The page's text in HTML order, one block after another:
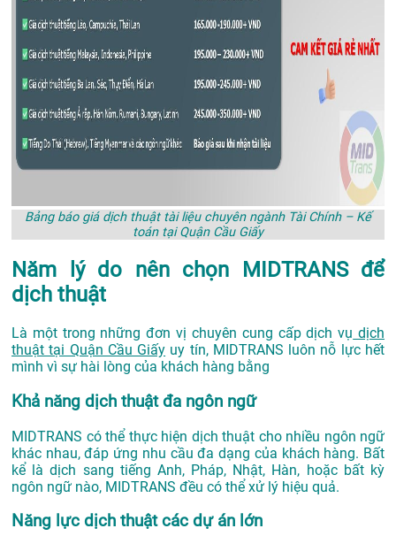
Bảng báo giá dịch thuật tài liệu chuyên ngành Tài Chính – Kế
toán tại Quận Cầu Giấy
Năm lý do nên chọn MIDTRANS để
dịch thuật
Là một trong những đơn vị chuyên cung cấp dịch vụ dịch
thuật tại Quận Cầu Giấy uy tín, MIDTRANS luôn nỗ lực hết
mình vì sự hài lòng của khách hàng bằng
Khả năng dịch thuật đa ngôn ngữ
MIDTRANS có thể thực hiện dịch thuật cho nhiều ngôn ngữ
khác nhau, đáp ứng nhu cầu đa dạng của khách hàng. Bất
kể là dịch sang tiếng Anh, Pháp, Nhật, Hàn, hoặc bất kỳ
ngôn ngữ nào, MIDTRANS đều có thể xử lý hiệu quả.
Năng lực dịch thuật các dự án lớn